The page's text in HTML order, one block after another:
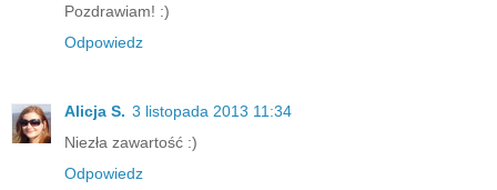
Pozdrawiam! :)
Odpowiedz
Alicja S. 3 listopada 2013 11:34
Niezła zawartość :)
Odpowiedz